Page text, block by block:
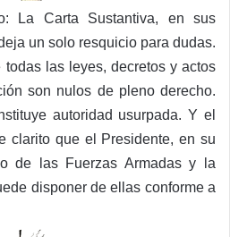
La Carta Sustantiva, en sus
un solo resquicio para dudas.
las leyes, decretos y actos
son nulos de pleno derecho.
autoridad usurpada. Y el
clarito que el Presidente, en su
de las Fuerzas Armadas y la
disponer de ellas conforme a